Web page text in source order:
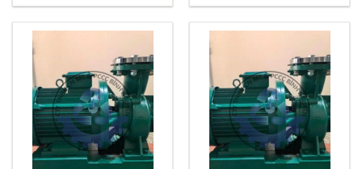
0
out
of
0
out
of